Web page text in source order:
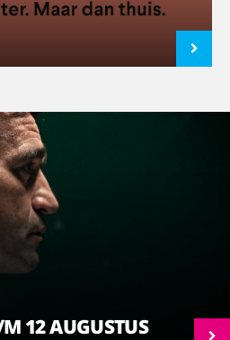
12 AUGUSTUS